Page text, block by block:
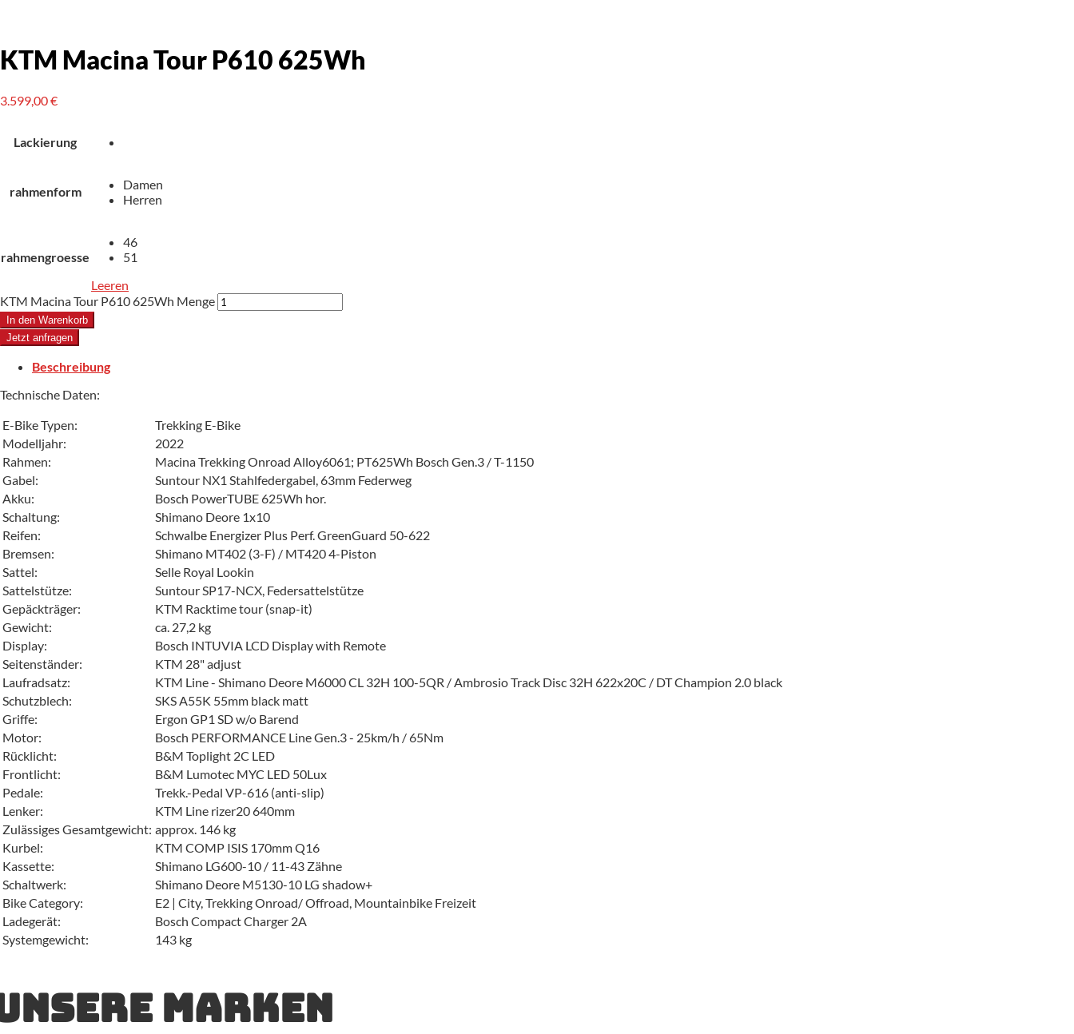
KTM Macina Tour P610 625Wh
3.599,00€
Lackierung
rahmenform
Damen
Herren
rahmengroesse
46
51
Leeren
KTM Macina Tour P610 625Wh Menge
In den Warenkorb
Jetzt anfragen
Beschreibung
Technische Daten:
E-Bike Typen:
Trekking E-Bike
Modelljahr:
2022
Rahmen:
Macina Trekking Onroad Alloy6061; PT625Wh Bosch Gen.3 / T-1150
Gabel:
Suntour NX1 Stahlfedergabel, 63mm Federweg
Akku:
Bosch PowerTUBE 625Wh hor.
Schaltung:
Shimano Deore 1x10
Reifen:
Schwalbe Energizer Plus Perf. GreenGuard 50-622
Bremsen:
Shimano MT402 (3-F) / MT420 4-Piston
Sattel:
Selle Royal Lookin
Sattelstütze:
Suntour SP17-NCX, Federsattelstütze
Gepäckträger:
KTM Racktime tour (snap-it)
Gewicht:
ca. 27,2 kg
Display:
Bosch INTUVIA LCD Display with Remote
Seitenständer:
KTM 28" adjust
Laufradsatz:
KTM Line - Shimano Deore M6000 CL 32H 100-5QR / Ambrosio Track Disc 32H 622x20C / DT Champion 2.0 black
Schutzblech:
SKS A55K 55mm black matt
Griffe:
Ergon GP1 SD w/o Barend
Motor:
Bosch PERFORMANCE Line Gen.3 - 25km/h / 65Nm
Rücklicht:
B&M Toplight 2C LED
Frontlicht:
B&M Lumotec MYC LED 50Lux
Pedale:
Trekk.-Pedal VP-616 (anti-slip)
Lenker:
KTM Line rizer20 640mm
Zulässiges Gesamtgewicht: approx. 146 kg
Kurbel:
KTM COMP ISIS 170mm Q16
Kassette:
Shimano LG600-10 / 11-43 Zähne
Schaltwerk:
Shimano Deore M5130-10 LG shadow+
Bike Category:
E2 | City, Trekking Onroad/ Offroad, Mountainbike Freizeit
Ladegerät:
Bosch Compact Charger 2A
Systemgewicht:
143 kg
Marken